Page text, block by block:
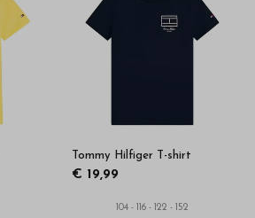
Tommy Hilfiger T-shirt
€ 19,99
104 - 116 - 122 - 152